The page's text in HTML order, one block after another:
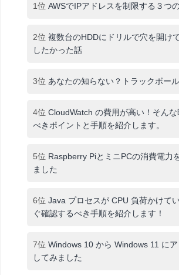
1位 AWSでIPアドレスを制限する３つ
2位 複数台のHDDにドリルで穴を開け
したかった話
3位 あなたの知らない？トラックボー
4位 CloudWatch の費用が高い！そんな
べきポイントと手順を紹介します。
5位 Raspberry PiとミニPCの消費電力
ました
6位 Java プロセスが CPU 負荷かけて
ぐ確認するべき手順を紹介します！
7位 Windows 10 から Windows 11 に
してみました